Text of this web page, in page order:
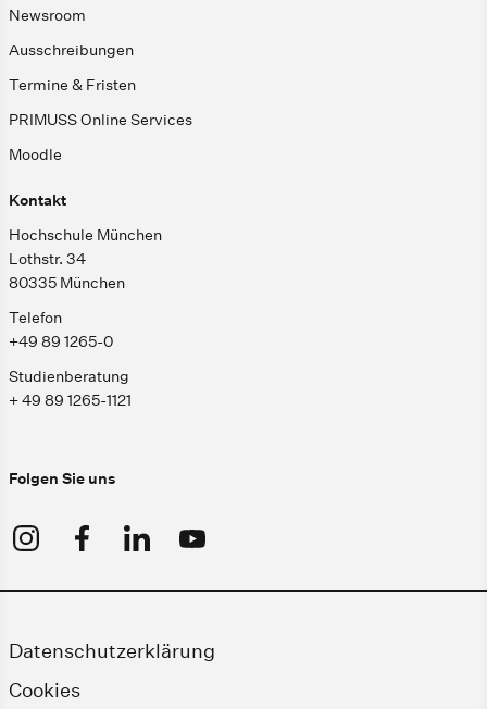
Newsroom
Ausschreibungen
Termine & Fristen
PRIMUSS Online Services
Moodle
Kontakt
Hochschule München
Lothstr. 34
80335 München
Telefon
+49 89 1265-0
Studienberatung
+ 49 89 1265-1121
Folgen Sie uns
Datenschutzerklärung
Cookies